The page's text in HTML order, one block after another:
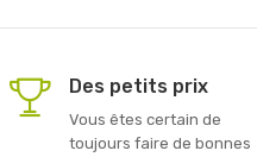
Des petits prix
Vous êtes certain de
toujours faire de bonnes